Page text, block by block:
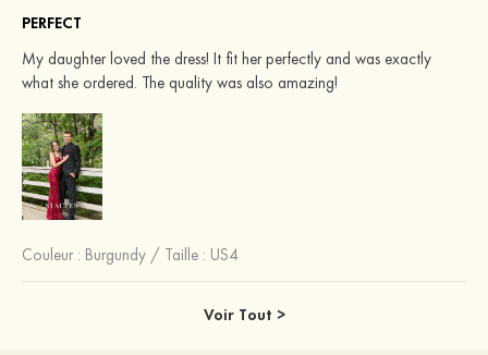
PERFECT
My daughter loved the dress! It fit her perfectly and was exactly
what she ordered. The quality was also amazing!
Couleur : Burgundy / Taille : US4
Voir Tout >